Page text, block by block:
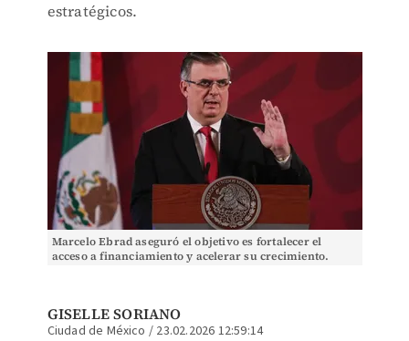
estratégicos.
Marcelo Ebrad aseguró el objetivo es fortalecer el
acceso a financiamiento y acelerar su crecimiento.
GISELLE SORIANO
Ciudad de México / 23.02.2026 12:59:14